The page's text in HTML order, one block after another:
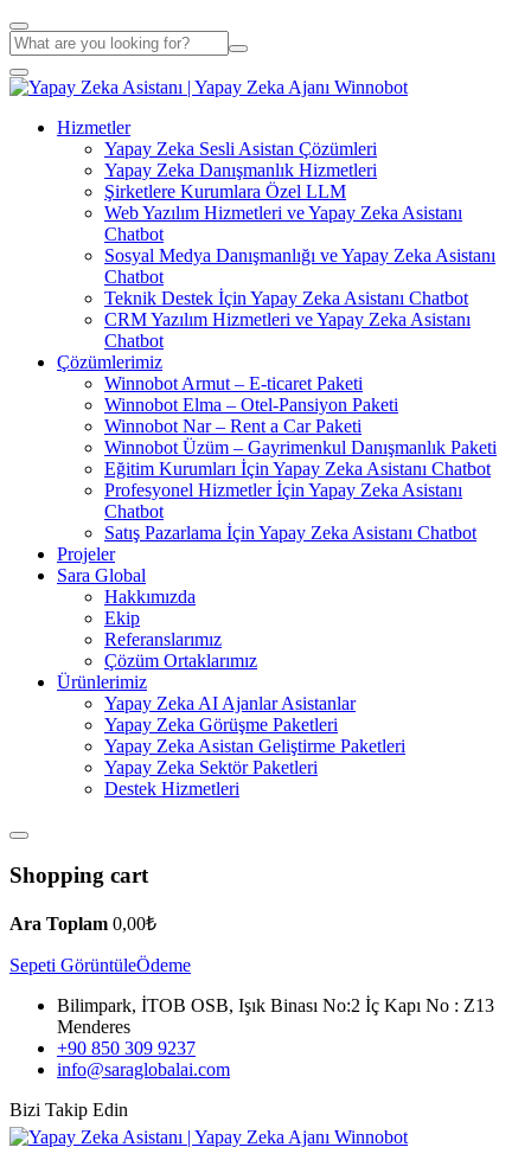
Hizmetler
Yapay Zeka Sesli Asistan Çözümleri
Yapay Zeka Danışmanlık Hizmetleri
Şirketlere Kurumlara Özel LLM
Web Yazılım Hizmetleri ve Yapay Zeka Asistanı
Chatbot
Sosyal Medya Danışmanlığı ve Yapay Zeka Asistanı
Chatbot
Teknik Destek İçin Yapay Zeka Asistanı Chatbot
CRM Yazılım Hizmetleri ve Yapay Zeka Asistanı
Chatbot
Çözümlerimiz
Winnobot Armut – E-ticaret Paketi
Winnobot Elma – Otel-Pansiyon Paketi
Winnobot Nar – Rent a Car Paketi
Winnobot Üzüm – Gayrimenkul Danışmanlık Paketi
Eğitim Kurumları İçin Yapay Zeka Asistanı Chatbot
Profesyonel Hizmetler İçin Yapay Zeka Asistanı
Chatbot
Satış Pazarlama İçin Yapay Zeka Asistanı Chatbot
Projeler
Sara Global
Hakkımızda
Ekip
Referanslarımız
Çözüm Ortaklarımız
Ürünlerimiz
Yapay Zeka AI Ajanlar Asistanlar
Yapay Zeka Görüşme Paketleri
Yapay Zeka Asistan Geliştirme Paketleri
Yapay Zeka Sektör Paketleri
Destek Hizmetleri
Shopping cart
Ara Toplam 0,00₺
Sepeti GörüntüleÖdeme
Bilimpark, İTOB OSB, Işık Binası No:2 İç Kapı No : Z13
Menderes
+90 850 309 9237
info@saraglobalai.com
Bizi Takip Edin